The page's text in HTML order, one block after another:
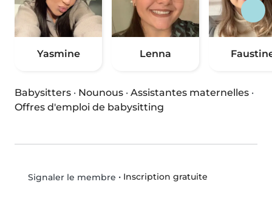
Yasmine Lenna
Babysitters · Nounous · Assistantes maternelles ·
Offres d'emploi de babysitting
Signaler le membre • Inscription gratuite